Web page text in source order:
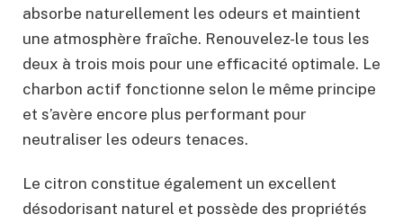
absorbe naturellement les odeurs et maintient
une atmosphère fraîche. Renouvelez-le tous les
deux à trois mois pour une efficacité optimale. Le
charbon actif fonctionne selon le même principe
et s’avère encore plus performant pour
neutraliser les odeurs tenaces.
Le citron constitue également un excellent
désodorisant naturel et possède des propriétés